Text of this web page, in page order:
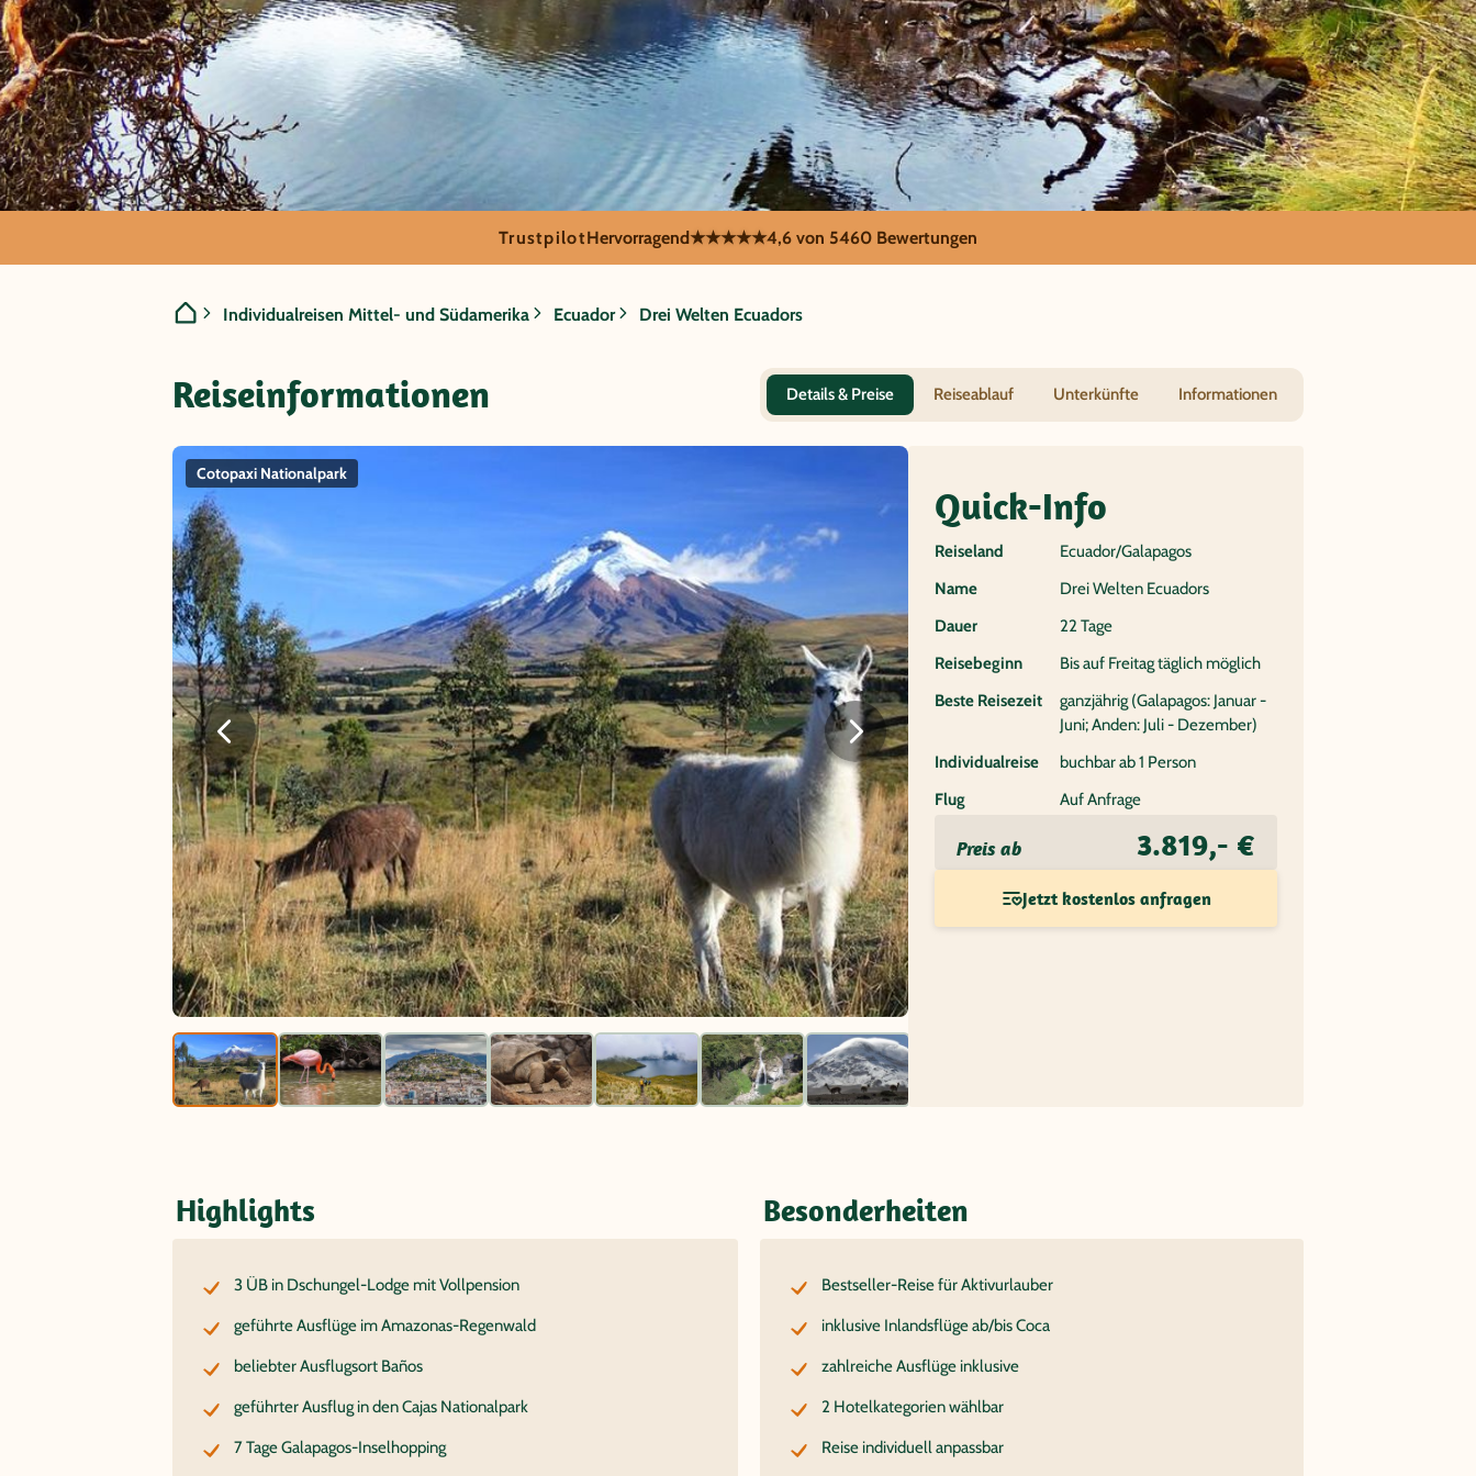
Ecuador/Galapagos - Drei Welten
Ecuadors
TrustpilotHervorragend★★★★★4,6 von 5460 Bewertungen
Individualreisen Mittel- und Südamerika Ecuador Drei Welten Ecuadors
Reiseinformationen Details & Preise Reiseablauf Unterkünfte Informationen
Cotopaxi Nationalpark
Quick-Info
Reiseland
Ecuador/Galapagos
Name
Drei Welten Ecuadors
Dauer
22 Tage
Reisebeginn
Bis auf Freitag täglich möglich
Beste Reisezeit
ganzjährig (Galapagos: Januar -
Juni; Anden: Juli - Dezember)
Individualreise
buchbar ab 1 Person
Flug
Auf Anfrage
Preis ab 3.819,- €
Jetzt kostenlos anfragen
Highlights
3 ÜB in Dschungel-Lodge mit Vollpension
geführte Ausflüge im Amazonas-Regenwald
beliebter Ausflugsort Baños
geführter Ausflug in den Cajas Nationalpark
7 Tage Galapagos-Inselhopping
Besonderheiten
Bestseller-Reise für Aktivurlauber
inklusive Inlandsflüge ab/bis Coca
zahlreiche Ausflüge inklusive
2 Hotelkategorien wählbar
Reise individuell anpassbar